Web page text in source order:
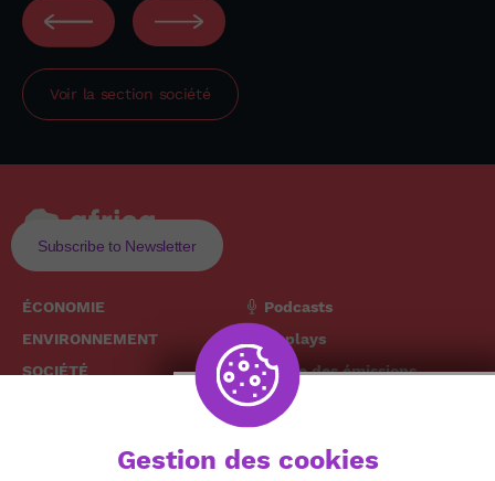
Voir la section société
Subscribe to Newsletter
ÉCONOMIE
ENVIRONNEMENT
SOCIÉTÉ
Podcasts
Replays
Grille des émissions
The African
Gestion des cookies